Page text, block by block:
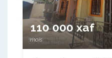
110 000 xaf
mois